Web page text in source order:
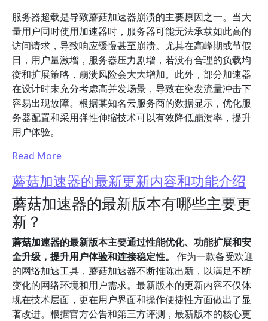
服务器超载是导致蘑菇加速器崩溃的主要原因之一。当大
量用户同时使用加速器时，服务器可能无法承载如此高的
访问请求，导致响应缓慢甚至崩溃。尤其在高峰期或节假
日，用户量激增，服务器压力剧增，若没有合理的负载均
衡和扩展策略，崩溃风险会大大增加。此外，部分加速器
在设计时未充分考虑高并发场景，导致在突发流量冲击下
容易出现故障。根据某知名云服务商的数据显示，优化服
务器配置和采用弹性伸缩技术可以有效降低崩溃率，提升
用户体验。
Read More
蘑菇加速器的最新更新内容和功能介绍
蘑菇加速器的最新版本有哪些主要更
新？
蘑菇加速器的最新版本主要通过性能优化、功能扩展和安
全升级，提升用户体验和连接稳定性。
作为一款备受欢迎
的网络加速工具，蘑菇加速器不断推陈出新，以满足不断
变化的网络环境和用户需求。最新版本的更新内容不仅体
现在技术层面，更在用户界面和操作便捷性方面做出了显
著改进。根据官方公告和第三方评测，最新版本的核心更